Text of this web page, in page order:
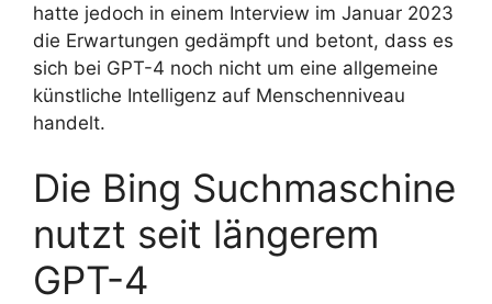
hatte jedoch in einem Interview im Januar 2023
die Erwartungen gedämpft und betont, dass es
sich bei GPT-4 noch nicht um eine allgemeine
künstliche Intelligenz auf Menschenniveau
handelt.
Die Bing Suchmaschine
nutzt seit längerem
GPT-4